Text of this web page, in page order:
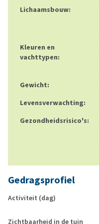
Lichaamsbouw:
Kleuren en
vachttypen:
Gewicht:
Levensverwachting:
Gezondheidsrisico's:
Gedragsprofiel
Activiteit (dag)
Zichtbaarheid in de tuin